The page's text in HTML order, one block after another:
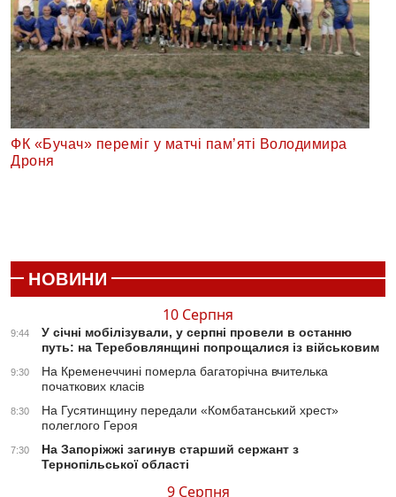
ФК «Бучач» переміг у матчі пам’яті Володимира
Дроня
НОВИНИ
10 Серпня
9:44
У січні мобілізували, у серпні провели в останню
путь: на Теребовлянщині попрощалися із військовим
9:30
На Кременеччині померла багаторічна вчителька
початкових класів
8:30
На Гусятинщину передали «Комбатанський хрест»
полеглого Героя
7:30
На Запоріжжі загинув старший сержант з
Тернопільської області
9 Серпня